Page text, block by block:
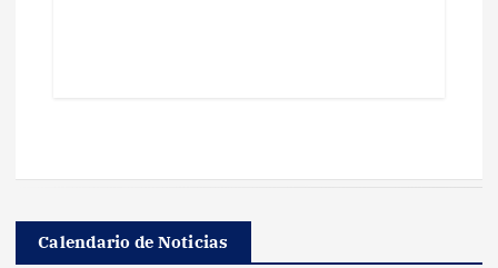
Calendario de Noticias